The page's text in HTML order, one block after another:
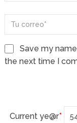
Save my
the next time I
Current ye@r*